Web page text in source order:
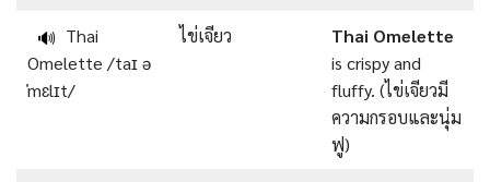
🔊 Thai
Omelette /taɪ ə
ˈmɛlɪt/
ไข่เจียว
Thai Omelette
is crispy and
fluffy. (ไข่เจียวมี
ความกรอบและนุ่ม
ฟู)